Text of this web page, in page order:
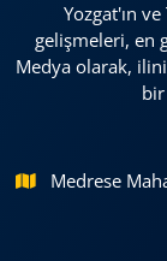
Yozgat'ın
gelişmeleri, en
Medya olarak,
bir
Medrese